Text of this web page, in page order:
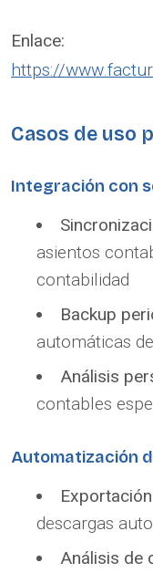
Enlace:
https://
Casos de uso
Integración con
asientos
contabilidad
Backup
automáticas
Análisis
contables
Automatización
descargas
Análisis de